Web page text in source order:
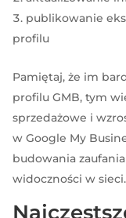
publikowanie
profilu
Pamiętaj, że im
profilu GMB, tym
sprzedażowe i
w Google My
budowania
widoczności w sieci.